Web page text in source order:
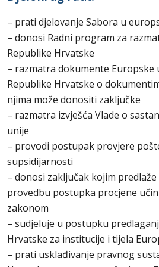
– prati djelovanje Sabora u
– donosi Radni program za
Republike Hrvatske
– razmatra dokumente Europske
Republike Hrvatske o
njima može donositi zaključke
– razmatra izvješća Vlade o
unije
– provodi postupak provjere
supsidijarnosti
– donosi zaključak kojim
provedbu postupka procjene
zakonom
– sudjeluje u postupku
Hrvatske za institucije i tijela
– prati usklađivanje pravnog